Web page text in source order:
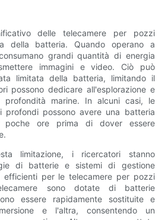
delle telecamere per pozzi
della batteria. Quando operano a
grandi quantità di energia
immagini e video. Ciò può
limitata della batteria, limitando il
possono dedicare all'esplorazione e
profondità marine. In alcuni casi, le
profondi possono avere una batteria
poche ore prima di dover essere
limitazione, i ricercatori stanno
di batterie e sistemi di gestione
efficienti per le telecamere per pozzi
sono dotate di batterie
essere rapidamente sostituite e
e l'altra, consentendo un